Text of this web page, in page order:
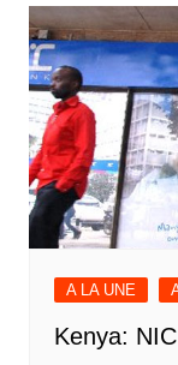
A LA UNE
Kenya: